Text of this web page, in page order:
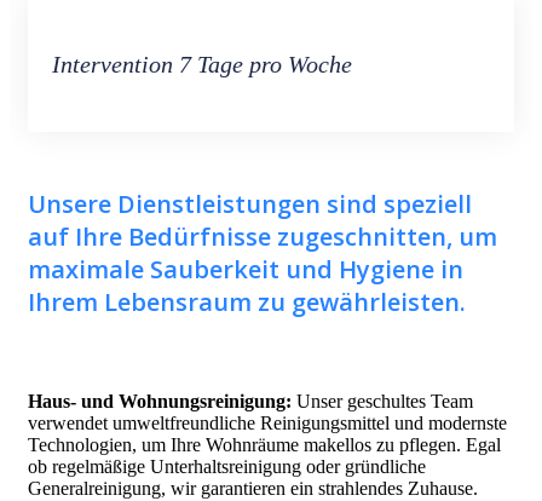
Intervention 7 Tage pro Woche
Unsere Dienstleistungen sind speziell
auf Ihre Bedürfnisse zugeschnitten, um
maximale Sauberkeit und Hygiene in
Ihrem Lebensraum zu gewährleisten.
Haus- und Wohnungsreinigung: Unser geschultes Team
verwendet umweltfreundliche Reinigungsmittel und modernste
Technologien, um Ihre Wohnräume makellos zu pflegen. Egal
ob regelmäßige Unterhaltsreinigung oder gründliche
Generalreinigung, wir garantieren ein strahlendes Zuhause.